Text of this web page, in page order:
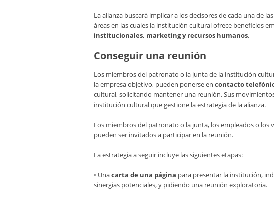
La alianza buscará implicar a los decisores de cada una de
áreas en las cuales la institución cultural ofrece beneficios
institucionales, marketing y recursos humanos.
Conseguir una reunión
Los miembros del patronato o la junta de la institución
la empresa objetivo, pueden ponerse en contacto
cultural, solicitando mantener una reunión. Sus
institución cultural que gestione la estrategia de la alianza.
Los miembros del patronato o la junta, los empleados o
pueden ser invitados a participar en la reunión.
La estrategia a seguir incluye las siguientes etapas:
• Unacarta de una página para presentar la institución,
sinergias potenciales, y pidiendo una reunión exploratoria.